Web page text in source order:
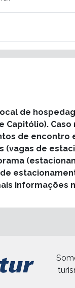
de
Capitólio).
de encontro
(vagas de
informações